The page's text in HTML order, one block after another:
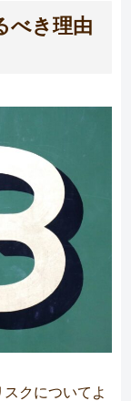
べき理由
クについてよ